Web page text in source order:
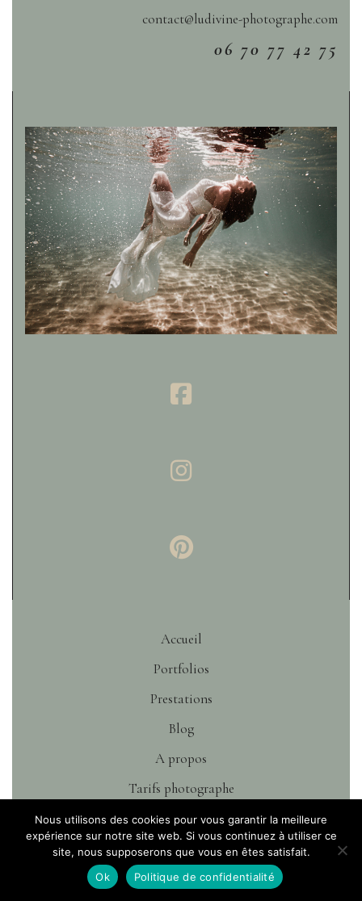
contact@ludivine-photographe.com
06 70 77 42 75
Accueil
Portfolios
Prestations
Blog
A propos
Tarifs photographe
Contact
Nous utilisons des cookies pour vous garantir la meilleure
expérience sur notre site web. Si vous continuez à utiliser ce
site, nous supposerons que vous en êtes satisfait.
Ok
Politique de confidentialité